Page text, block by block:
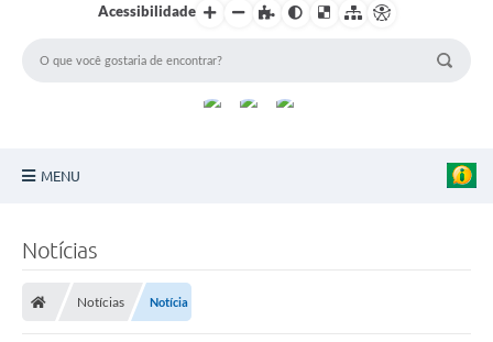
Acessibilidade
MENU
Turismo
Notícias
Notícias Notícia